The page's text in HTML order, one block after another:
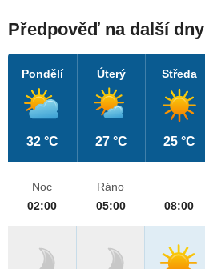
Předpověď na další dny
Pondělí
32 °C
Úterý
27 °C
Středa
25 °C
Noc
02:00
Ráno
05:00
08:00